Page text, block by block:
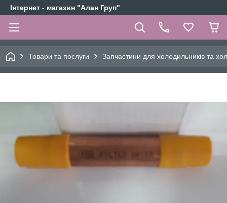
Інтернет - магазин "Алан Груп"
Товари та послуги Запчастини для холодильників та